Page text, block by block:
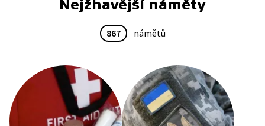
Nejžhavější náměty
867 námětů